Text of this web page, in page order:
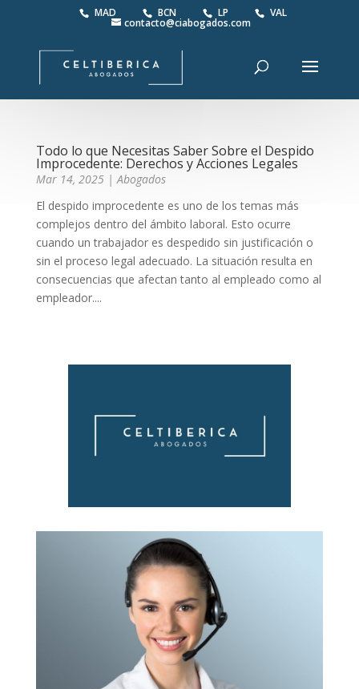
MAD BCN LP VAL
contacto@ciabogados.com
Todo lo que Necesitas Saber Sobre el Despido
Improcedente: Derechos y Acciones Legales
Mar 14, 2025|Abogados
El despido improcedente es uno de los temas más
complejos dentro del ámbito laboral. Esto ocurre
cuando un trabajador es despedido sin justificación o
sin el proceso legal adecuado. La situación resulta en
consecuencias que afectan tanto al empleado como al
empleador....